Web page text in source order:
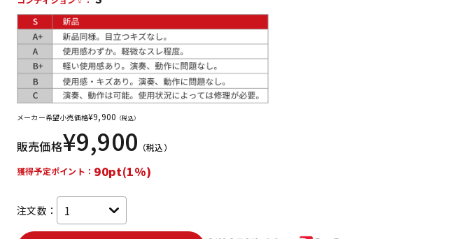
その他楽器
レコーディン
グ機器
配信/ライブ
機器
メーカー希望小売価格¥9,900 （税込）
販売価格¥9,900 （税込）
獲得予定ポイント： 90pt(1%)
注文数：